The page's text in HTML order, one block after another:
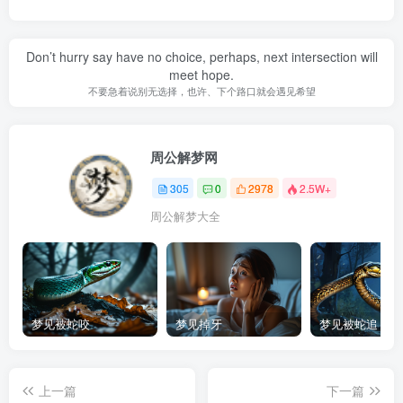
Don’t hurry say have no choice, perhaps, next intersection will
meet hope.
不要急着说别无选择，也许、下个路口就会遇见希望
周公解梦网
305 0 2978 2.5W+
周公解梦大全
梦见被蛇咬 梦见掉牙 梦见被蛇追
上一篇
下一篇